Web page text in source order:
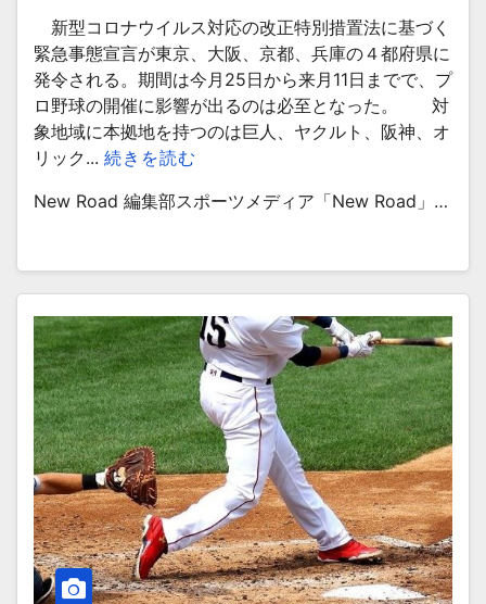
新型コロナウイルス対応の改正特別措置法に基づく
緊急事態宣言が東京、大阪、京都、兵庫の４都府県に
発令される。期間は今月25日から来月11日までで、プ
ロ野球の開催に影響が出るのは必至となった。 対
象地域に本拠地を持つのは巨人、ヤクルト、阪神、オ
リック... 続きを読む
New Road 編集部スポーツメディア「New Road」…